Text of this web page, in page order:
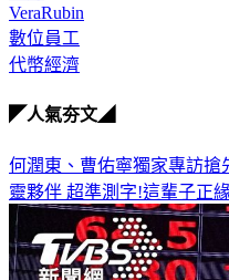
VeraRubin
數位員工
代幣經濟
◤人氣夯文◢
何潤東、曹佑寧獨家專訪搶
靈夥伴 超準測字!這輩子正